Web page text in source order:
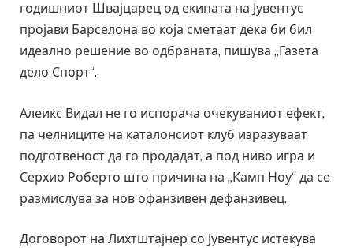
годишниот Швајцарец од екипата на Јувентус
пројави Барселона во која сметаат дека би бил
идеално решение во одбраната, пишува „Газета
дело Спорт“.
Алеикс Видал не го испорача очекуваниот ефект,
па челниците на каталонсиот клуб изразуваат
подготвеност да го продадат, а под ниво игра и
Серхио Роберто што причина на „Камп Ноу“ да се
размислува за нов офанзивен дефанзивец.
Договорот на Лихтштајнер со Јувентус истекува